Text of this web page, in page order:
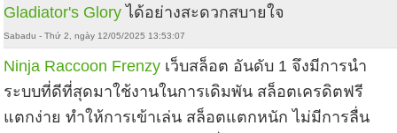
Gladiator's Glory ได้อย่างสะดวกสบายใจ
Sabadu - Thứ 2, ngày 12/05/2025 13:53:07
Ninja Raccoon Frenzy เว็บสล็อต อันดับ 1 จึงมีการนำ
ระบบที่ดีที่สุดมาใช้งานในการเดิมพัน สล็อตเครดิตฟรี
แตกง่าย ทำให้การเข้าเล่น สล็อตแตกหนัก ไม่มีการลื่น